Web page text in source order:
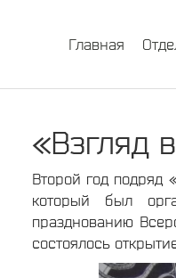
Главная
«Взгляд
Второй год подряд
который был
празднованию
состоялось